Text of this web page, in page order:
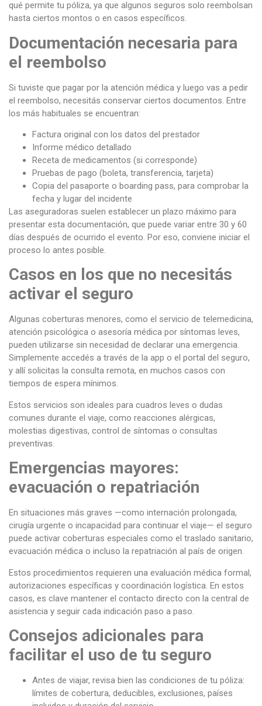
qué permite tu póliza, ya que algunos seguros solo reembolsan
hasta ciertos montos o en casos específicos.
Documentación necesaria para
el reembolso
Si tuviste que pagar por la atención médica y luego vas a pedir
el reembolso, necesitás conservar ciertos documentos. Entre
los más habituales se encuentran:
Factura original con los datos del prestador
Informe médico detallado
Receta de medicamentos (si corresponde)
Pruebas de pago (boleta, transferencia, tarjeta)
Copia del pasaporte o boarding pass, para comprobar la
fecha y lugar del incidente
Las aseguradoras suelen establecer un plazo máximo para
presentar esta documentación, que puede variar entre 30 y 60
días después de ocurrido el evento. Por eso, conviene iniciar el
proceso lo antes posible.
Casos en los que no necesitás
activar el seguro
Algunas coberturas menores, como el servicio de telemedicina,
atención psicológica o asesoría médica por síntomas leves,
pueden utilizarse sin necesidad de declarar una emergencia.
Simplemente accedés a través de la app o el portal del seguro,
y allí solicitas la consulta remota, en muchos casos con
tiempos de espera mínimos.
Estos servicios son ideales para cuadros leves o dudas
comunes durante el viaje, como reacciones alérgicas,
molestias digestivas, control de síntomas o consultas
preventivas.
Emergencias mayores:
evacuación o repatriación
En situaciones más graves —como internación prolongada,
cirugía urgente o incapacidad para continuar el viaje— el seguro
puede activar coberturas especiales como el traslado sanitario,
evacuación médica o incluso la repatriación al país de origen.
Estos procedimientos requieren una evaluación médica formal,
autorizaciones específicas y coordinación logística. En estos
casos, es clave mantener el contacto directo con la central de
asistencia y seguir cada indicación paso a paso.
Consejos adicionales para
facilitar el uso de tu seguro
Antes de viajar, revisa bien las condiciones de tu póliza:
límites de cobertura, deducibles, exclusiones, países